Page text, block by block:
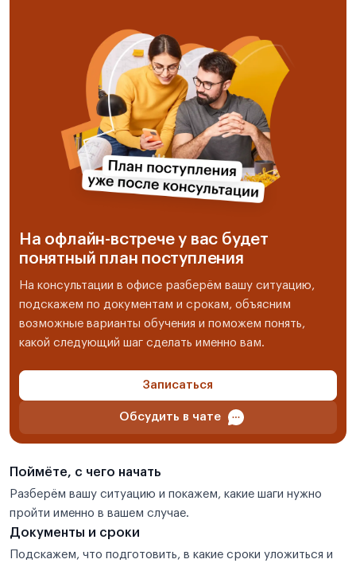
На офлайн-встрече у вас будет
понятный план поступления
На консультации в офисе разберём вашу ситуацию,
подскажем по документам и срокам, объясним
возможные варианты обучения и поможем понять,
какой следующий шаг сделать именно вам.
Записаться
Обсудить в чате
Поймёте, с чего начать
Разберём вашу ситуацию и покажем, какие шаги нужно
пройти именно в вашем случае.
Документы и сроки
Подскажем, что подготовить, в какие сроки уложиться и